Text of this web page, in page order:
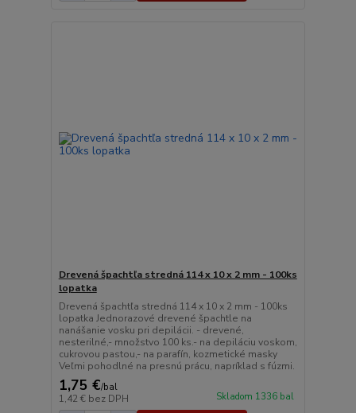
Drevená špachtľa stredná 114 x 10 x 2 mm - 100ks
lopatka
Drevená špachtľa stredná 114 x 10 x 2 mm - 100ks
lopatka Jednorazové drevené špachtle na
nanášanie vosku pri depilácii. - drevené,
nesterilné,- množstvo 100 ks.- na depiláciu voskom,
cukrovou pastou,- na parafín, kozmetické masky
Veľmi pohodlné na presnú prácu, napríklad s fúzmi.
1,75 €/bal
1,42 € bez DPH Skladom 1336 bal